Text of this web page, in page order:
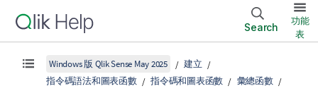
Search
功能
表
Windows 版 Qlik Sense May 2025
建立
指令碼語法和圖表函數
指令碼和圖表函數
彙總函數